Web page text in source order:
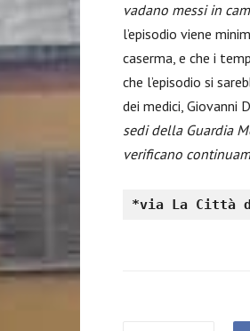
vadano messi in
l’episodio viene
caserma, e che i
che l’episodio si
dei medici, Giovanni
sedi della Guardia
verificano
*via La Città